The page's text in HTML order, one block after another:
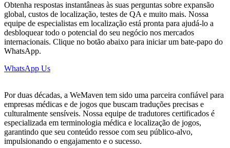
Obtenha respostas instantâneas às suas perguntas sobre expansão
global, custos de localização, testes de QA e muito mais. Nossa
equipe de especialistas em localização está pronta para ajudá-lo a
desbloquear todo o potencial do seu negócio nos mercados
internacionais. Clique no botão abaixo para iniciar um bate-papo do
WhatsApp.
WhatsApp Us
Por duas décadas, a WeMaven tem sido uma parceira confiável para
empresas médicas e de jogos que buscam traduções precisas e
culturalmente sensíveis. Nossa equipe de tradutores certificados é
especializada em terminologia médica e localização de jogos,
garantindo que seu conteúdo ressoe com seu público-alvo,
impulsionando o engajamento e o sucesso.